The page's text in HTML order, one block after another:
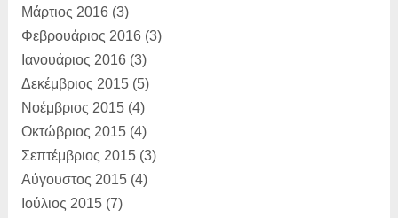
Μάρτιος 2016(3)
Φεβρουάριος 2016(3)
Ιανουάριος 2016(3)
Δεκέμβριος 2015(5)
Νοέμβριος 2015(4)
Οκτώβριος 2015(4)
Σεπτέμβριος 2015(3)
Αύγουστος 2015(4)
Ιούλιος 2015(7)